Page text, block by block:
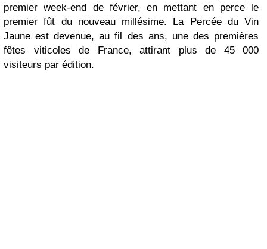
premier week-end de février, en mettant en perce le
premier fût du nouveau millésime. La Percée du Vin
Jaune est devenue, au fil des ans, une des premières
fêtes viticoles de France, attirant plus de 45 000
visiteurs par édition.